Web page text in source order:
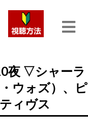
夜 ▽シャーラ
ウォズ）、ピ
ィヴス